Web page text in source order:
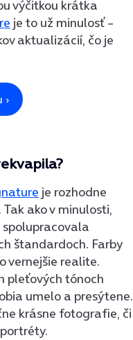
výčitkou krátka
je to už minulosť –
aktualizácií, čo je
je rozhodne
ako v minulosti,
štandardoch. Farby
vernejšie realite.
pleťových tónoch
umelo a presýtene.
krásne fotografie, či